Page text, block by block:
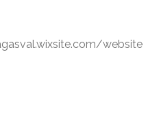
website